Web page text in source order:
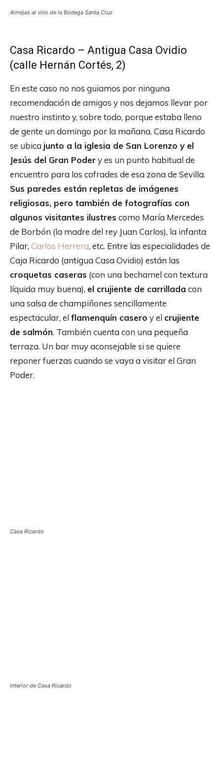
Almejas al vino de la Bodega Santa Cruz
Casa Ricardo – Antigua Casa Ovidio
(calle Hernán Cortés, 2)
En este caso no nos guiamos por ninguna
recomendación de amigos y nos dejamos llevar por
nuestro instinto y, sobre todo, porque estaba lleno
de gente un domingo por la mañana. Casa Ricardo
se ubica junto a la iglesia de San Lorenzo y el
Jesús del Gran Podery es un punto habitual de
encuentro para los cofrades de esa zona de Sevilla.
Sus paredes están repletas de imágenes
religiosas, pero también de fotografías con
algunos visitantes ilustres como María Mercedes
de Borbón (la madre del rey Juan Carlos), la infanta
Pilar, Carlos Herrera, etc. Entre las especialidades de
Caja Ricardo (antigua Casa Ovidio) están las
croquetas caseras (con una bechamel con textura
líquida muy buena), el crujiente de carrillada con
una salsa de champiñones sencillamente
espectacular, elflamenquín casero y el crujiente
de salmón. También cuenta con una pequeña
terraza. Un bar muy aconsejable si se quiere
reponer fuerzas cuando se vaya a visitar el Gran
Poder.
Casa Ricardo
Interior de Casa Ricardo